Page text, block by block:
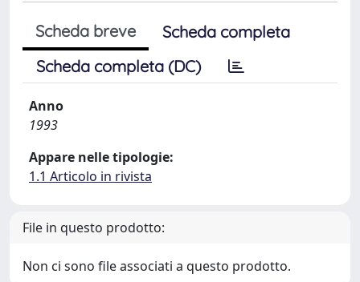
Scheda breve
Scheda completa
Scheda completa (DC)
Anno
1993
Appare nelle tipologie:
1.1 Articolo in rivista
File in questo prodotto:
Non ci sono file associati a questo prodotto.